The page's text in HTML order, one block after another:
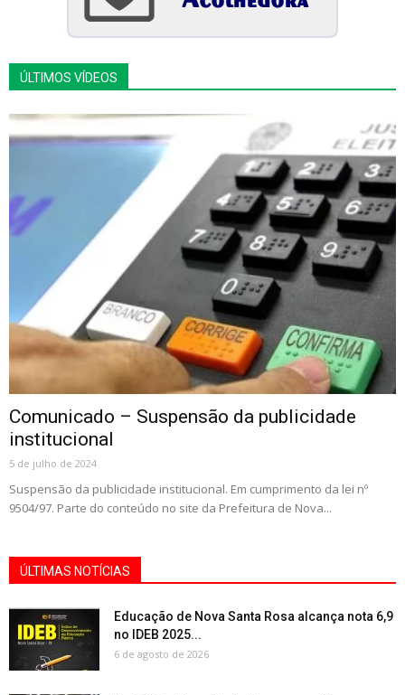
ÚLTIMOS VÍDEOS
Comunicado – Suspensão da publicidade
institucional
5 de julho de 2024
Suspensão da publicidade institucional. Em cumprimento da lei nº
9504/97. Parte do conteúdo no site da Prefeitura de Nova...
ÚLTIMAS NOTÍCIAS
Educação de Nova Santa Rosa alcança nota 6,9
no IDEB 2025...
6 de agosto de 2026